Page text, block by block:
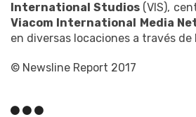
International Studios(VIS),
Viacom International Media
en diversas locaciones a través de
© Newsline Report 2017